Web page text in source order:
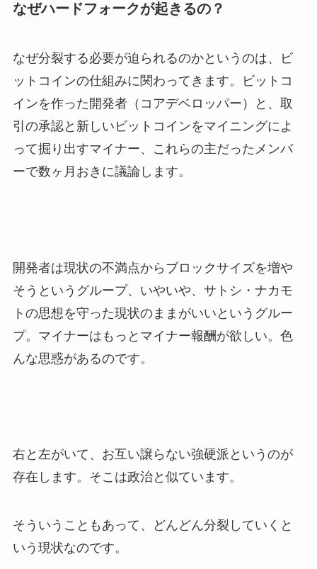
なぜハードフォークが起きるの？
なぜ分裂する必要が迫られるのかというのは、ビ
ットコインの仕組みに関わってきます。ビットコ
インを作った開発者（コアデベロッパー）と、取
引の承認と新しいビットコインをマイニングによ
って掘り出すマイナー、これらの主だったメンバ
ーで数ヶ月おきに議論します。
開発者は現状の不満点からブロックサイズを増や
そうというグループ、いやいや、サトシ・ナカモ
トの思想を守った現状のままがいいというグルー
プ。マイナーはもっとマイナー報酬が欲しい。色
んな思惑があるのです。
右と左がいて、お互い譲らない強硬派というのが
存在します。そこは政治と似ています。
そういうこともあって、どんどん分裂していくと
いう現状なのです。